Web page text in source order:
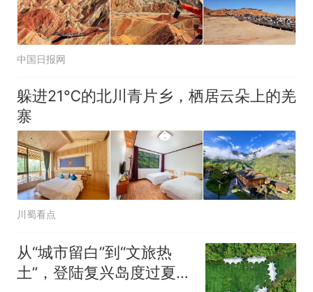
中国日报网
躲进21℃的北川青片乡，栖居云朵上的羌
寨
川蜀看点
从“城市留白”到“文旅热
土”，登陆复兴岛度过夏日